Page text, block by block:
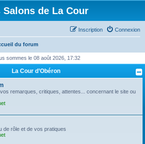
Salons de La Cour
Connexion
Inscription
du forum
sommes le 08 août 2026, 17:32
La Cour d’Obéron
remarques, critiques, attentes... concernant le site ou
de rôle et de vos pratiques